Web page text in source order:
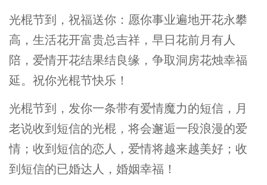
光棍节到，祝福送你：愿你事业遍地开花永攀
高，生活花开富贵总吉祥，早日花前月有人
陪，爱情开花结果结良缘，争取洞房花烛幸福
延。祝你光棍节快乐！
光棍节到，发你一条带有爱情魔力的短信，月
老说收到短信的光棍，将会邂逅一段浪漫的爱
情；收到短信的恋人，爱情将越来越美好；收
到短信的已婚达人，婚姻幸福！